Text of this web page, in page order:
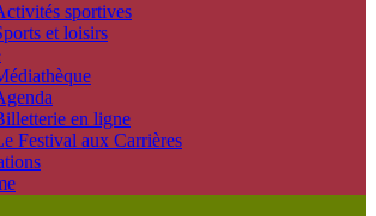
sportives
et loisirs
en ligne
Festival aux Carrières